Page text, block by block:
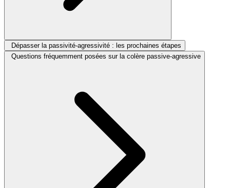
Dépasser la passivité-agressivité : les prochaines étapes
Questions fréquemment posées sur la colère passive-agressive